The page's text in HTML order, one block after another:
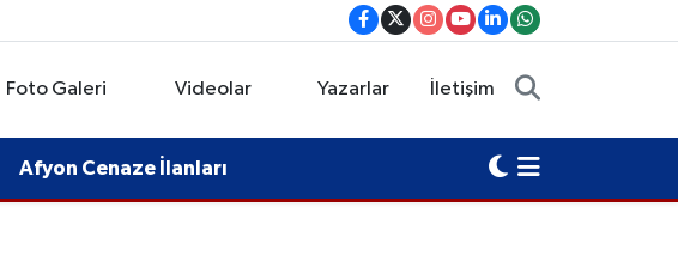
Foto Galeri Videolar Yazarlar İletişim
Afyon Cenaze İlanları